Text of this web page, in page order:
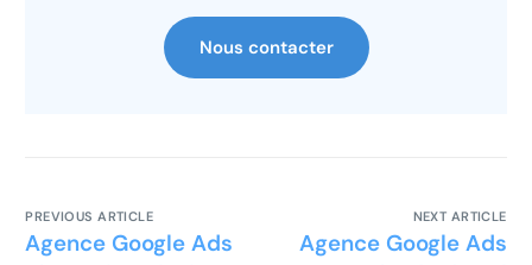
Nous contacter
PREVIOUS ARTICLE
Agence Google Ads
NEXT ARTICLE
Agence Google Ads